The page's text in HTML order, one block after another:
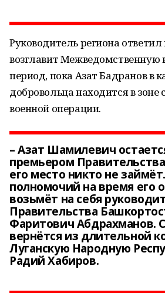
Руководитель региона ответил
возглавит Межведомственную
период, пока Азат Бадранов в
добровольца находится в зоне
военной операции.
– Азат Шамилевич
премьером
его место никто не
полномочий на время его
возьмёт на себя
Правительства
Фаритович Абдрахманов.
вернётся из длительной
Луганскую Народную
Радий Хабиров.